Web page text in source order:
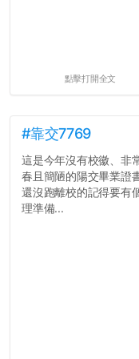
點擊打開全文
#靠交7769
這是今年沒有校徽、非
春且簡陋的陽交畢業證
還沒跑離校的記得要有
理準備...